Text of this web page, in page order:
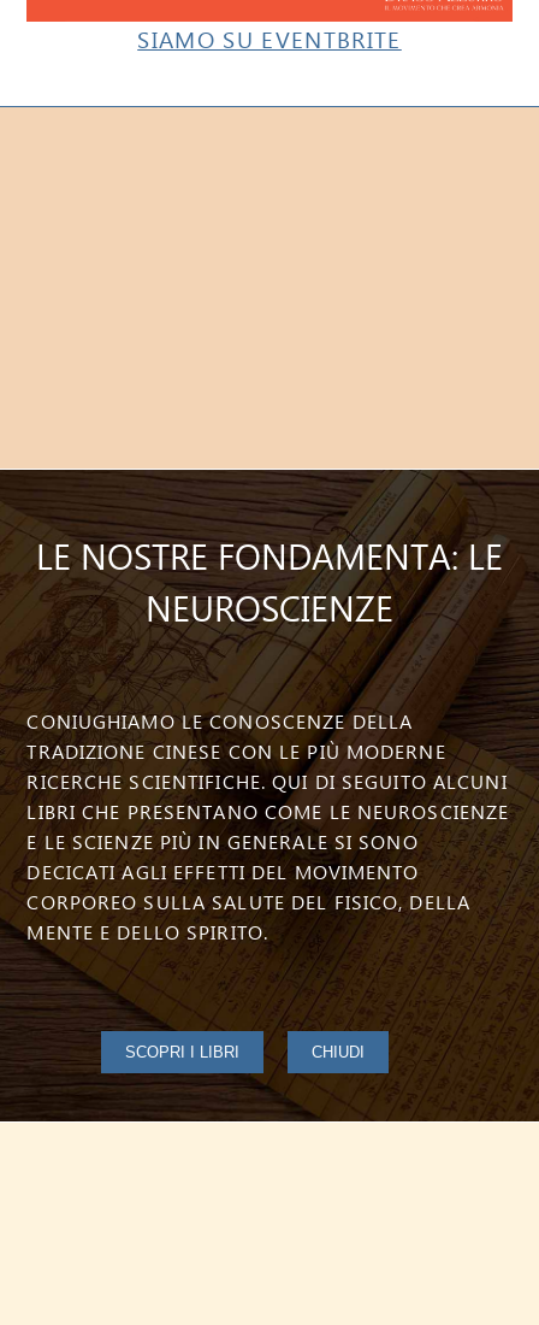
SIAMO SU EVENTBRITE
LE NOSTRE FONDAMENTA: LE
NEUROSCIENZE
CONIUGHIAMO LE CONOSCENZE DELLA
TRADIZIONE CINESE CON LE PIÙ MODERNE
RICERCHE SCIENTIFICHE. QUI DI SEGUITO ALCUNI
LIBRI CHE PRESENTANO COME LE NEUROSCIENZE
E LE SCIENZE PIÙ IN GENERALE SI SONO
DECICATI AGLI EFFETTI DEL MOVIMENTO
CORPOREO SULLA SALUTE DEL FISICO, DELLA
MENTE E DELLO SPIRITO.